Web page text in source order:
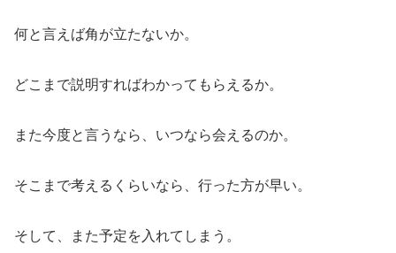
何と言えば角が立たないか。
どこまで説明すればわかってもらえるか。
また今度と言うなら、いつなら会えるのか。
そこまで考えるくらいなら、行った方が早い。
そして、また予定を入れてしまう。